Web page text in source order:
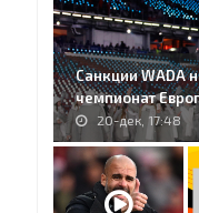
Санкции WADA
чемпионат
20-дек, 17:48